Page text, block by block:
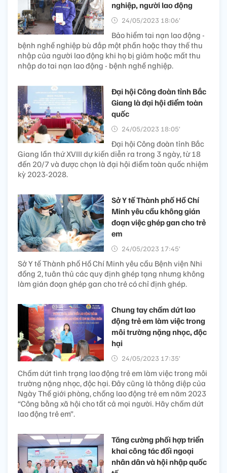
nghiệp, người lao động
24/05/2023 18:06’
Bảo hiểm tai nạn lao động -
bệnh nghề nghiệp bù đắp một phần hoặc thay thế thu
nhập của người lao động khi họ bị giảm hoặc mất thu
nhập do tai nạn lao động - bệnh nghề nghiệp.
Đại hội Công đoàn tỉnh Bắc
Giang là đại hội điểm toàn
quốc
24/05/2023 18:05’
Đại hội Công đoàn tỉnh Bắc
Giang lần thứ XVIII dự kiến diễn ra trong 3 ngày, từ 18
đến 20/7 và được chọn là đại hội điểm toàn quốc nhiệm
kỳ 2023-2028.
Sở Y tế Thành phố Hồ Chí
Minh yêu cầu không gián
đoạn việc ghép gan cho trẻ
em
24/05/2023 17:45’
Sở Y tế Thành phố Hồ Chí Minh yêu cầu Bệnh viện Nhi
đồng 2, tuân thủ các quy định ghép tạng nhưng không
làm gián đoạn ghép gan cho trẻ có chỉ định ghép.
Chung tay chấm dứt lao
động trẻ em làm việc trong
môi trường nặng nhọc, độc
hại
24/05/2023 17:35’
Chấm dứt tình trạng lao động trẻ em làm việc trong môi
trường nặng nhọc, độc hại. Đây cũng là thông điệp của
Ngày Thế giới phòng, chống lao động trẻ em năm 2023
“Công bằng xã hội cho tất cả mọi người. Hãy chấm dứt
lao động trẻ em”.
Tăng cường phối hợp triển
khai công tác đối ngoại
nhân dân và hội nhập quốc